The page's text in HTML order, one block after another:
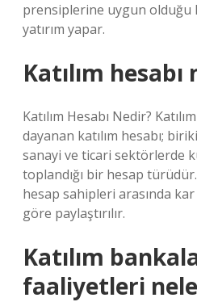
prensiplerine uygun olduğu
yatırım yapar.
Katılım
Katılım Hesabı Nedir?
dayanan katılım hesabı;
sanayi ve ticari sektörlerde
toplandığı bir hesap
hesap sahipleri arasında kar
göre paylaştırılır.
Katılım
faaliyetleri